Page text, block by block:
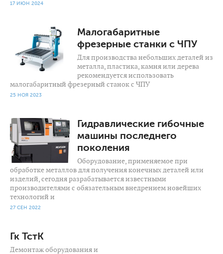
17 ИЮН 2024
Малогабаритные
фрезерные станки с ЧПУ
Для производства небольших деталей из
металла, пластика, камня или дерева
рекомендуется использовать
малогабаритный фрезерный станок с ЧПУ
25 НОЯ 2023
Гидравлические гибочные
машины последнего
поколения
Оборудование, применяемое при
обработке металлов для получения конечных деталей или
изделий, сегодня разрабатывается известными
производителями с обязательным внедрением новейших
технологий и
27 СЕН 2022
Гк ТстК
Демонтаж оборудования и